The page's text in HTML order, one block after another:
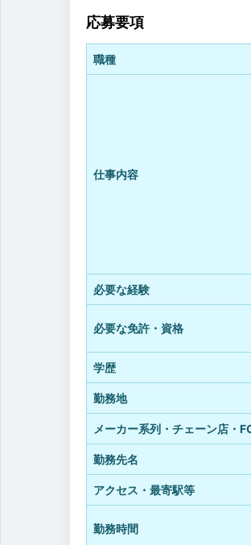
応募要項
職種
仕事内容
必要な経験
必要な免許・資格
学歴
勤務地
メーカー系列・チェーン店・
勤務先名
アクセス・最寄駅等
勤務時間